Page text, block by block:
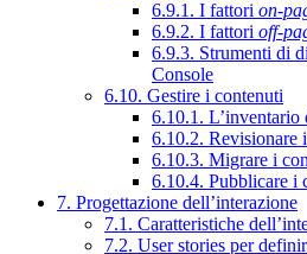
6.9.1. I fattori on-
6.9.2. I fattori off-
6.9.3. Strumenti di
Console
6.10. Gestire i contenuti
6.10.1. L’inventario
6.10.2. Revisionare
6.10.3. Migrare i
6.10.4. Pubblicare i
7. Progettazione dell’interazione
7.1. Caratteristiche
7.2. User stories per